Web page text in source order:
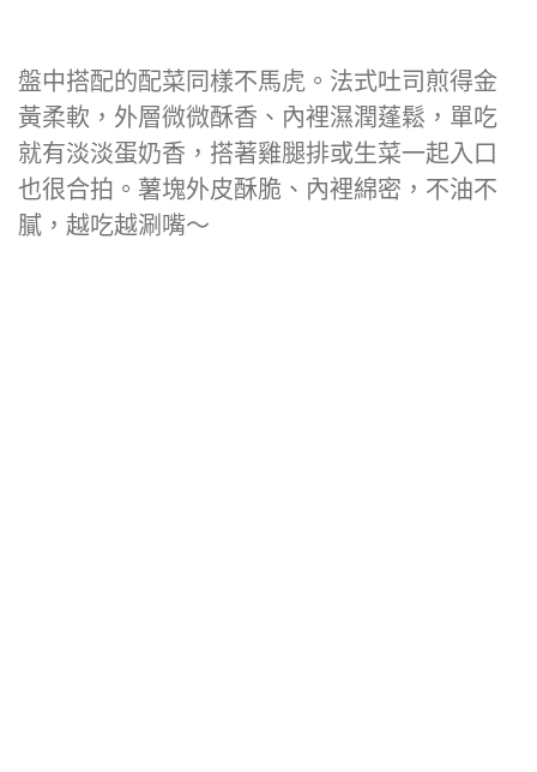
盤中搭配的配菜同樣不馬虎。法式吐司煎得金
黃柔軟，外層微微酥香、內裡濕潤蓬鬆，單吃
就有淡淡蛋奶香，搭著雞腿排或生菜一起入口
也很合拍。薯塊外皮酥脆、內裡綿密，不油不
膩，越吃越涮嘴～